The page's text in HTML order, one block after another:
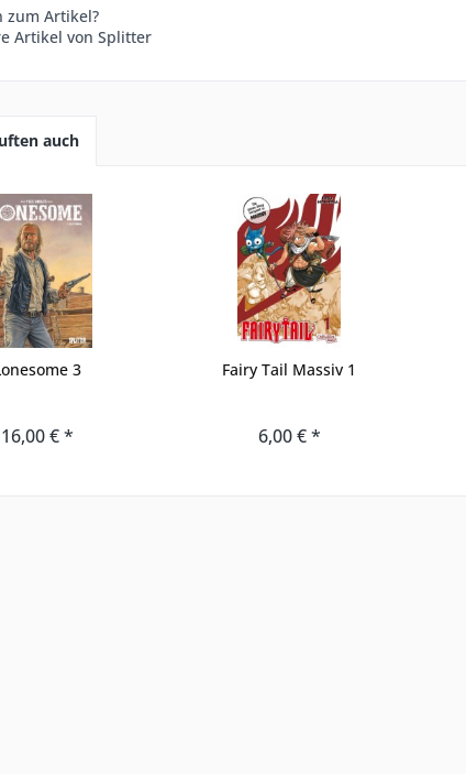
zum Artikel?
Artikel von Splitter
auch
3
16,00 € *
Fairy Tail Massiv 1
6,00 € *